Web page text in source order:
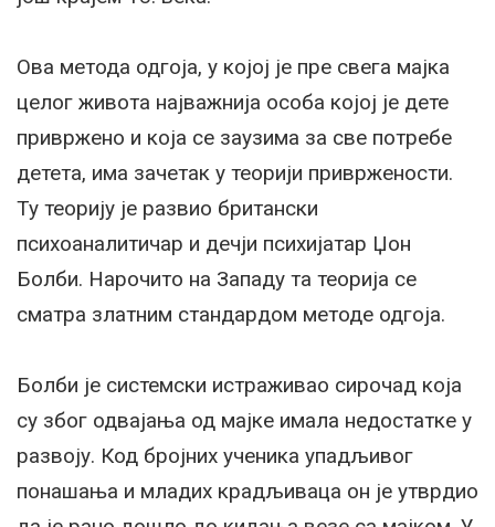
Ова метода одгоја, у којој је пре свега мајка
целог живота најважнија особа којој је дете
привржено и која се заузима за све потребе
детета, има зачетак у теорији привржености.
Ту теорију је развио британски
психоаналитичар и дечји психијатар Џон
Болби. Нарочито на Западу та теорија се
сматра златним стандардом методе одгоја.
Болби је системски истраживао сирочад која
су због одвајања од мајке имала недостатке у
развоју. Код бројних ученика упадљивог
понашања и младих крадљиваца он је утврдио